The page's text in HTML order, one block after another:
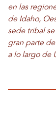
en las
de Idaho,
sede tribal
gran parte
a lo largo de